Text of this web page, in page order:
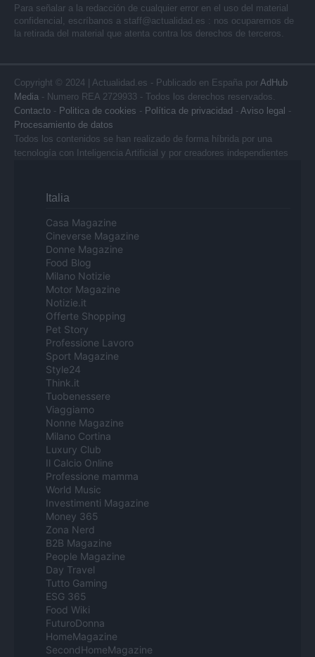
Para señalar a la redacción de cualquier error en el uso del material
confidencial, escríbanos a staff@actualidad.es : nos ocuparemos de
la retirada del material que atenta contra los derechos de terceros.
Copyright © 2024 | Actualidad.es - Publicado en España por AdHub
Media - Numero REA 2729933 - Todos los derechos reservados.
Contacto - Politica de cookies - Política de privacidad - Aviso legal -
Procesamiento de datos
Todos los contenidos se han realizado de forma híbrida por una
tecnología con Inteligencia Artificial y por creadores independientes
Italia
Casa Magazine
Cineverse Magazine
Donne Magazine
Food Blog
Milano Notizie
Motor Magazine
Notizie.it
Offerte Shopping
Pet Story
Professione Lavoro
Sport Magazine
Style24
Think.it
Tuobenessere
Viaggiamo
Nonne Magazine
Milano Cortina
Luxury Club
Il Calcio Online
Professione mamma
World Music
Investimenti Magazine
Money 365
Zona Nerd
B2B Magazine
People Magazine
Day Travel
Tutto Gaming
ESG 365
Food Wiki
FuturoDonna
HomeMagazine
SecondHomeMagazine